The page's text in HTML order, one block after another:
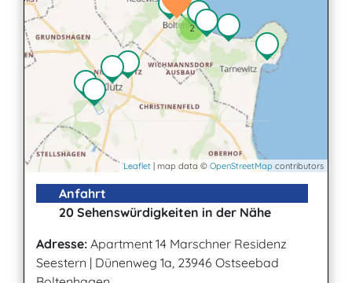
2
Leaflet | map data © OpenStreetMap contributors
Anfahrt
20 Sehenswürdigkeiten in der Nähe
Adresse: Apartment 14 Marschner Residenz
Seestern | Dünenweg 1a, 23946 Ostseebad